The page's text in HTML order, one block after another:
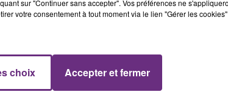
sur "Continuer sans accepter". Vos préférences ne
votre consentement à tout moment via le lien "Gérer les
choix Accepter et fermer